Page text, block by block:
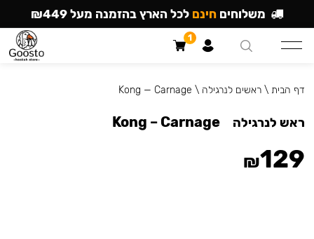
דף הבית \ראשים לנרגילה \
Kong — Carnage
ראש לנרגילה Kong – Carnage
₪129
משלוחים חינם לכל הארץ בהזמנה מעל ₪449
1